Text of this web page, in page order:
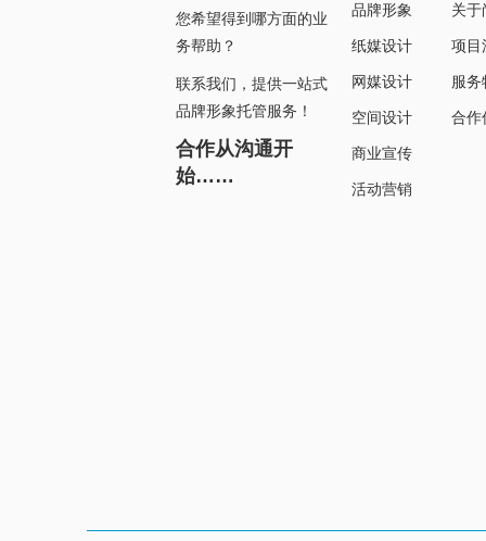
您希望得到哪方面的业
务帮助？
联系我们，提供一站式
品牌形象托管服务！
合作从沟通开
始……
品牌形象
纸媒设计
网媒设计
空间设计
商业宣传
活动营销
关于
项目
服务
合作